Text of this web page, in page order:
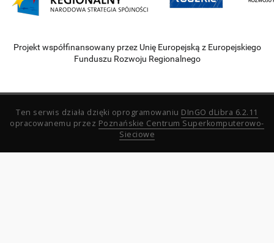
Projekt współfinansowany przez Unię Europejską z Europejskiego
Funduszu Rozwoju Regionalnego
Ten serwis działa dzięki oprogramowaniu DInGO dLibra 6.2.11
opracowanemu przez Poznańskie Centrum Superkomputerowo-
Sieciowe